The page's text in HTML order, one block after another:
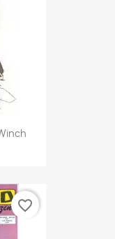
favorite_border